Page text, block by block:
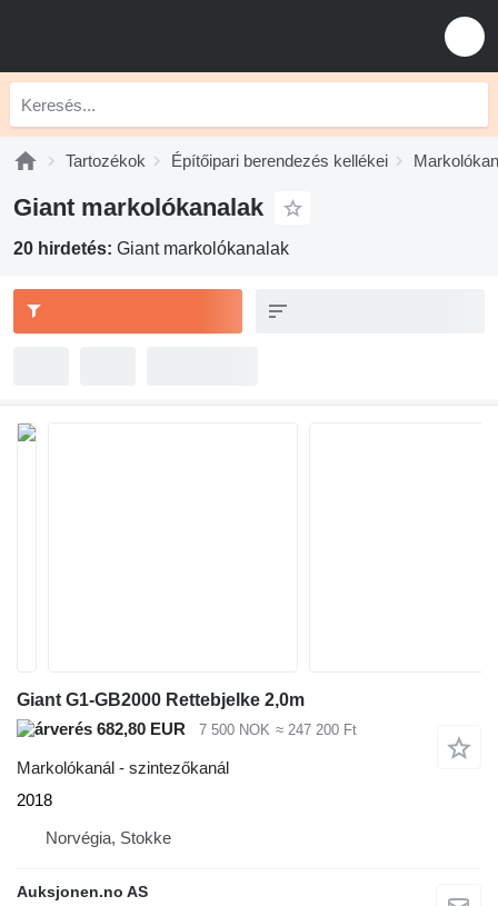
Tartozékok Építőipari berendezés kellékei
Giant markolókanalak
20 hirdetés: Giant markolókanalak
Giant G1-GB2000 Rettebjelke 2,0m
682,80 EUR
7 500 NOK ≈ 247 200 Ft
Markolókanál - szintezőkanál
2018
Norvégia, Stokke
Auksjonen.no AS